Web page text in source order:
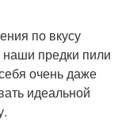
по вкусу
наши предки пили
очень даже
идеальной